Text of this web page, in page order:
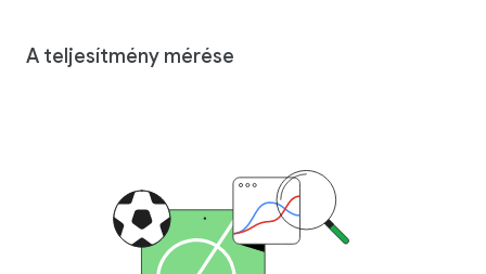
A teljesítmény mérése